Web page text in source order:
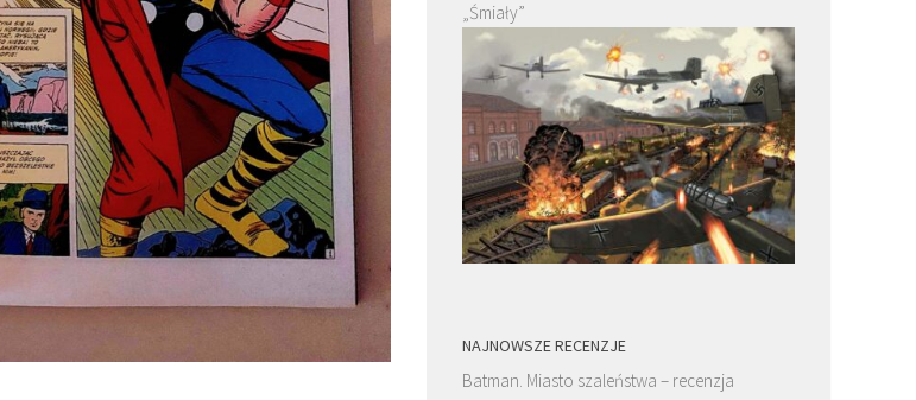
„Śmiały”
NAJNOWSZE RECENZJE
Batman. Miasto szaleństwa – recenzja